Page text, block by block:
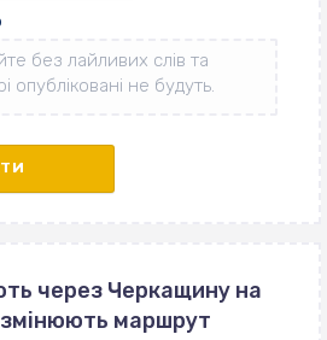
через Черкащину на
маршрут